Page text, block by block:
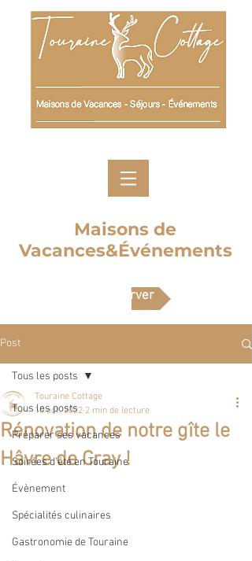
Maisons de
Vacances&Événements
Réserver
Post
Tous les posts
Préparer ses vacances
Soirées d'été en Touraine
Évènement
Spécialités culinaires
Gastronomie de Touraine
Tous les posts
Rénovation de notre gîte le
Hâvre de Cray !
Touraine Cottage
10 oct. 2022 2 min de lecture